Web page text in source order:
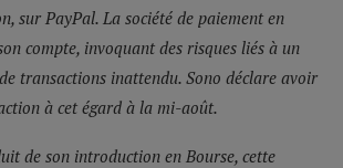
sur PayPal. La société de paiement en
compte, invoquant des risques liés à un
transactions inattendu. Sono déclare avoir
à cet égard à la mi-août.
de son introduction en Bourse, cette